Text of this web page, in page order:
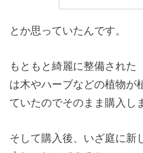
とか思っていたんです。
もともと綺麗に整備された
は木やハーブなどの植物が
ていたのでそのまま購入し
そして購入後、いざ庭に新